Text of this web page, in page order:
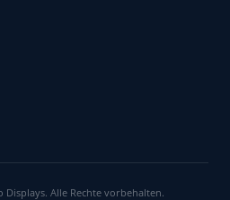
Displays. Alle Rechte vorbehalten.